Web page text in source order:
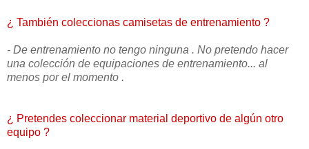
¿ También coleccionas camisetas de entrenamiento ?
- De entrenamiento no tengo ninguna . No pretendo hacer
una colección de equipaciones de entrenamiento... al
menos por el momento .
¿ Pretendes coleccionar material deportivo de algún otro
equipo ?